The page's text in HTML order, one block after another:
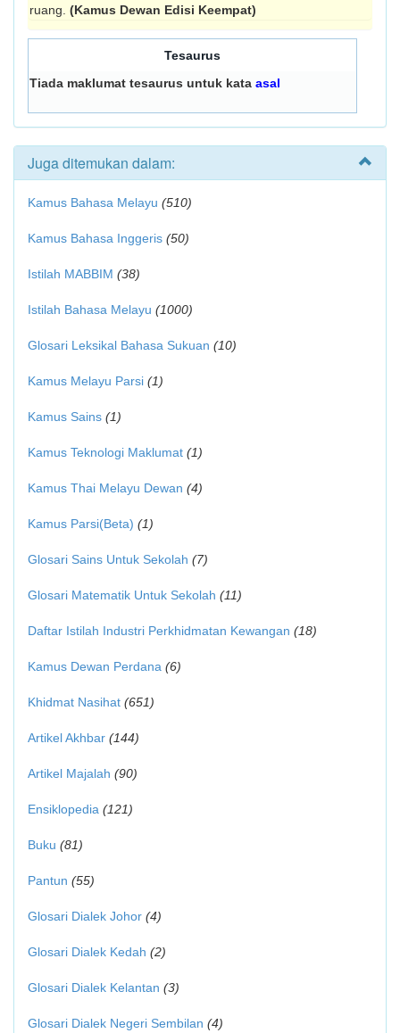
ruang. (Kamus Dewan Edisi Keempat)
Tesaurus
Tiada maklumat tesaurus untuk kata asal
Juga ditemukan dalam:
Kamus Bahasa Melayu (510)
Kamus Bahasa Inggeris (50)
Istilah MABBIM (38)
Istilah Bahasa Melayu (1000)
Glosari Leksikal Bahasa Sukuan (10)
Kamus Melayu Parsi (1)
Kamus Sains (1)
Kamus Teknologi Maklumat (1)
Kamus Thai Melayu Dewan (4)
Kamus Parsi(Beta) (1)
Glosari Sains Untuk Sekolah (7)
Glosari Matematik Untuk Sekolah (11)
Daftar Istilah Industri Perkhidmatan Kewangan (18)
Kamus Dewan Perdana (6)
Khidmat Nasihat (651)
Artikel Akhbar (144)
Artikel Majalah (90)
Ensiklopedia (121)
Buku (81)
Pantun (55)
Glosari Dialek Johor (4)
Glosari Dialek Kedah (2)
Glosari Dialek Kelantan (3)
Glosari Dialek Negeri Sembilan (4)